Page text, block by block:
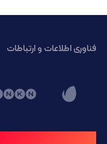
فناوری اطلاعات و ارتباطات